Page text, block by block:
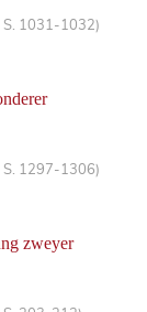
S. 1031-1032)
S. 1297-1306)
zweyer